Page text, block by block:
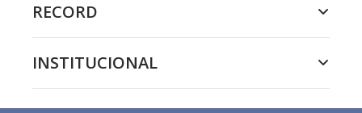
RECORD
INSTITUCIONAL